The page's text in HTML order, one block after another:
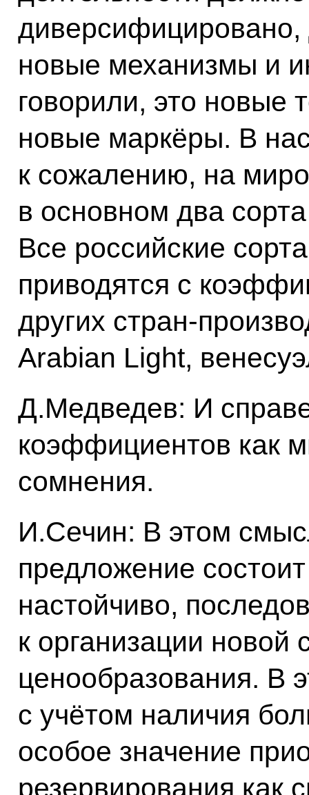
новые механизмы и
говорили, это новые
новые маркёры. В
к сожалению, на
в основном два
Все российские
приводятся с
других стран-
Arabian Light,
Д.Медведев: И
коэффициентов как
сомнения.
И.Сечин: В этом
предложение
настойчиво,
к организации новой
ценообразования. В
с учётом наличия
особое значение
резервирования как